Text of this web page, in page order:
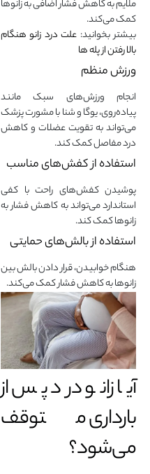
ملایم به کاهش فشار اضافی به زانوها
کمک می‌کند.
بیشتر بخوانید: علت درد زانو هنگام
بالا رفتن از پله ها
ورزش منظم
انجام ورزش‌های سبک مانند
پیاده‌روی، یوگا و شنا با مشورت پزشک
می‌تواند به تقویت عضلات و کاهش
درد مفاصل کمک کند.
استفاده از کفش‌های مناسب
پوشیدن کفش‌های راحت با کفی
استاندارد می‌تواند به کاهش فشار به
زانوها کمک کند.
استفاده از بالش‌های حمایتی
هنگام خوابیدن، قرار دادن بالش بین
زانوها به کاهش فشار کمک می‌کند.
آیا زانو درد پس از
بارداری متوقف
می‌شود؟